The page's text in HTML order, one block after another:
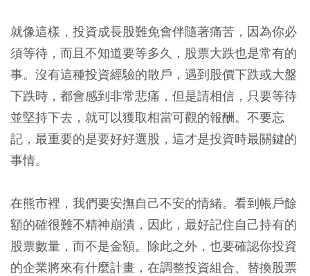
就像這樣，投資成長股難免會伴隨著痛苦，因為你必
須等待，而且不知道要等多久，股票大跌也是常有的
事。沒有這種投資經驗的散戶，遇到股價下跌或大盤
下跌時，都會感到非常悲痛，但是請相信，只要等待
並堅持下去，就可以獲取相當可觀的報酬。不要忘
記，最重要的是要好好選股，這才是投資時最關鍵的
事情。
在熊市裡，我們要安撫自己不安的情緒。看到帳戶餘
額的確很難不精神崩潰，因此，最好記住自己持有的
股票數量，而不是金額。除此之外，也要確認你投資
的企業將來有什麼計畫，在調整投資組合、替換股票